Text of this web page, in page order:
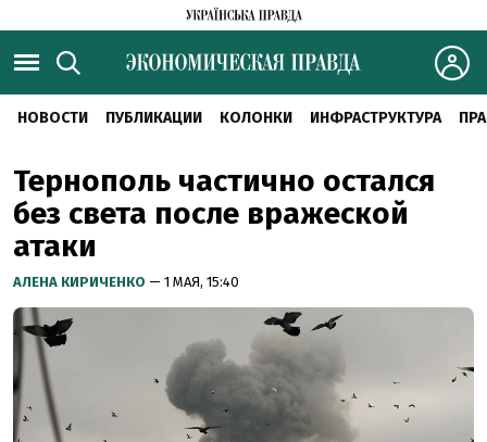
НОВОСТИ ПУБЛИКАЦИИ КОЛОНКИ ИНФРАСТРУКТУРА
Тернополь частично остался
без света после вражеской
атаки
АЛЕНА КИРИЧЕНКО — 1 МАЯ, 15:40